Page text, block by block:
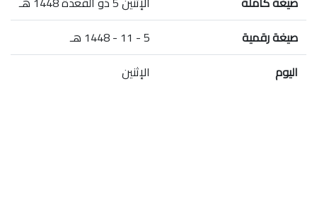
صيغة رقمية
5 - 11 - 1448 هـ
اليوم
الإثنين